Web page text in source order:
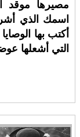
مصيرها موقد
اسمك الذي
أكتب بها
التي أشعلها